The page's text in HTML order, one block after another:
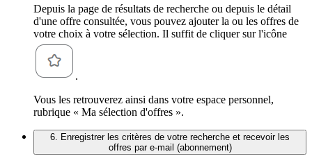
Depuis la page de résultats de recherche ou depuis le détail
d'une offre consultée, vous pouvez ajouter la ou les offres de
votre choix à votre sélection. Il suffit de cliquer sur l'icône
.
Vous les retrouverez ainsi dans votre espace personnel,
rubrique « Ma sélection d'offres ».
6. Enregistrer les critères de votre recherche et recevoir les
offres par e-mail (abonnement)